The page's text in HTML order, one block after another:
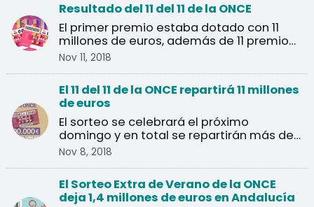
Resultado del 11 del 11 de la ONCE
El primer premio estaba dotado con 11
millones de euros, además de 11 premios
de un millón de euros.
Nov 11, 2018
El 11 del 11 de la ONCE repartirá 11 millones
de euros
El sorteo se celebrará el próximo
domingo y en total se repartirán más de
Nov 8, 2018
El Sorteo Extra de Verano de la ONCE
deja 1,4 millones de euros en Andalucía